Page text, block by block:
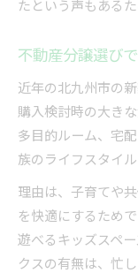
たという声もある
不動産分譲選び
近年の北九州市の
購入検討時の大き
多目的ルーム、宅
族のライフスタイ
理由は、子育てや
を快適にするため
遊べるキッズスペ
クスの有無は、忙